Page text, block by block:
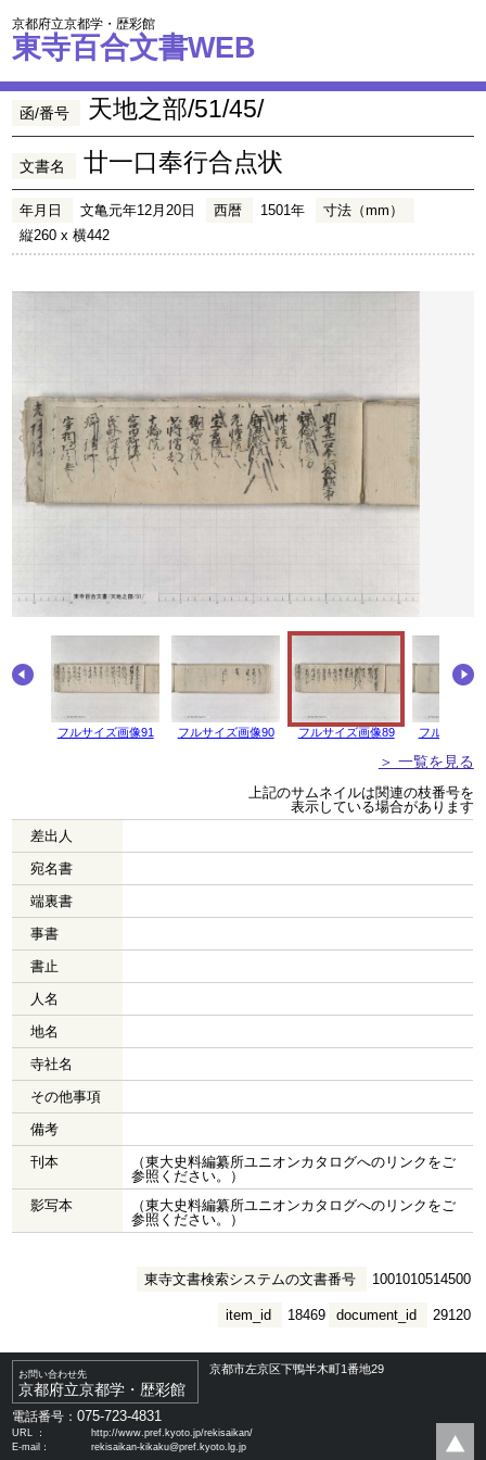
京都府立京都学・歴彩館
東寺百合文書WEB
函/番号 天地之部/51/45/
文書名 廿一口奉行合点状
年月日 文亀元年12月20日 西暦 1501年
寸法（mm）
縦260 x 横442
フルサイズ画像91 フルサイズ画像90 フルサイズ画像89 フルサイズ
＞ 一覧を見る
上記のサムネイルは関連の枝番号を
表示している場合があります
差出人
宛名書
端裏書
事書
書止
人名
地名
寺社名
その他事項
備考
刊本
（東大史料編纂所ユニオンカタログへのリンクをご
参照ください。）
影写本
（東大史料編纂所ユニオンカタログへのリンクをご
参照ください。）
東寺文書検索システムの文書番号 1001010514500
document_id 29120
item_id 18469
お問い合わせ先
京都府立京都学・歴彩館
京都市左京区下鴨半木町1番地29
電話番号：075-723-4831
URL ：
http://www.pref.kyoto.jp/rekisaikan/
E-mail：
rekisaikan-kikaku@pref.kyoto.lg.jp